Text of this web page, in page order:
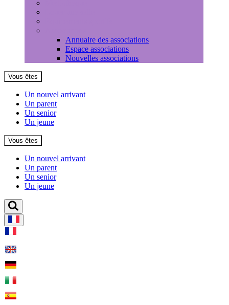
Annuaire des associations
Espace associations
Nouvelles associations
Vous êtes
Un nouvel arrivant
Un parent
Un senior
Un jeune
Vous êtes
Un nouvel arrivant
Un parent
Un senior
Un jeune